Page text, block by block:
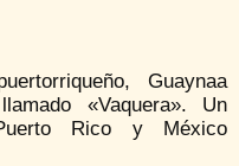
Guaynaa
«Vaquera». Un
Rico y México